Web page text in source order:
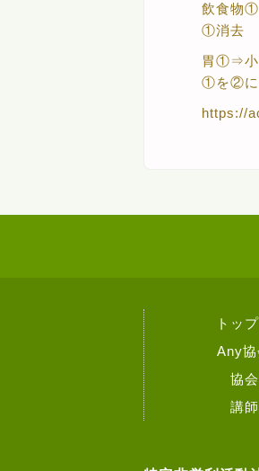
飲食物
①消去
胃①⇒小
①を②に
https://
トッ
Any協
協
講